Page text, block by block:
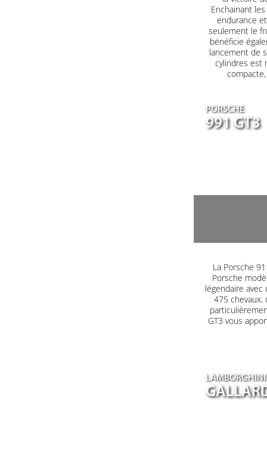
Enchainant
endurance
seulement le
bénéficie
lancement de
cylindres est
PORSCHE
991 GT3
La Porsche
Porsche
légendaire
475
GT3 vous
LAMBORGHINI